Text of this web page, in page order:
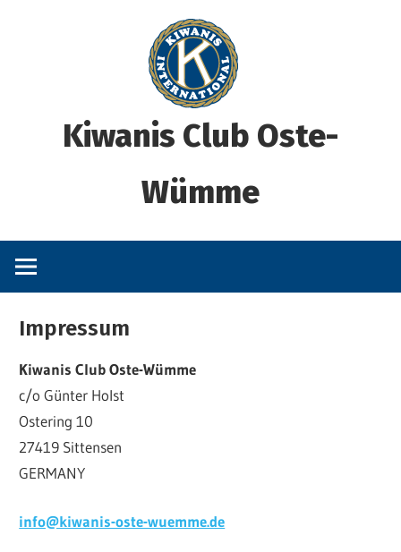
Kiwanis Club Oste-
Wümme
Impressum
Kiwanis Club Oste-Wümme
c/o Günter Holst
Ostering 10
27419 Sittensen
GERMANY
info@kiwanis-oste-wuemme.de